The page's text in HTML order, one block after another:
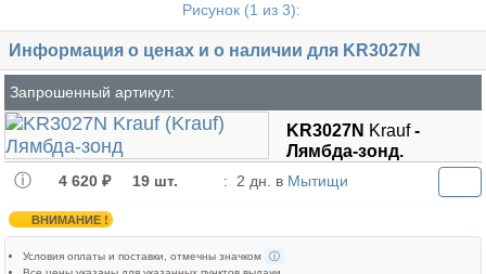
Рисунок (1 из 3):
Информация о ценах и о наличии для KR3027N
Запрошенный артикул:
KR3027N Krauf-
Лямбда-зонд.
4 620 ₽ 19 шт. : 2 дн. в Мытищи
ВНИМАНИЕ !
Условия оплаты и поставки , отмечны значком
ⓘ